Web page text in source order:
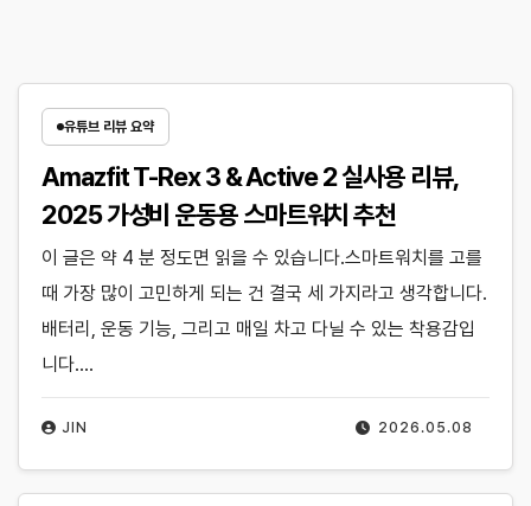
유튜브 리뷰 요약
Amazfit T-Rex 3 & Active 2 실사용 리뷰,
2025 가성비 운동용 스마트워치 추천
2026.05.08
JIN
이 글은 약 4 분 정도면 읽을 수 있습니다.스마트워치를 고를
때 가장 많이 고민하게 되는 건 결국 세 가지라고 생각합니다.
배터리, 운동 기능, 그리고 매일 차고 다닐 수 있는 착용감입
니다.…